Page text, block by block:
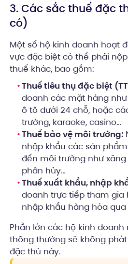
3. Các sắc thuế đặc
có)
Một số hộ kinh doanh hoạt
vực đặc biệt có thể phải
thuế khác, bao gồm:
Thuế tiêu thụ đặc biệt
doanh các mặt hàng
ô tô dưới 24 chỗ, hoặc
trường, karaoke, casino…
Thuế bảo vệ môi trường:
nhập khẩu các sản
đến môi trường như
phân hủy…
Thuế xuất khẩu, nhập
doanh trực tiếp tham gia
nhập khẩu hàng hóa
Phần lớn các hộ kinh
thông thường sẽ không
đặc thù này.